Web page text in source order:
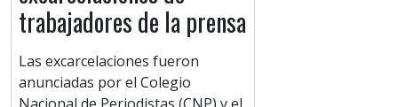
trabajadores de la prensa
Las excarcelaciones fueron
anunciadas por el Colegio